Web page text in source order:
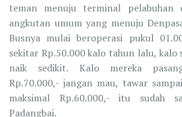
teman menuju terminal pelabuhan
angkutan umum yang menuju
Busnya mulai beroperasi pukul
sekitar Rp.50.000 kalo tahun lalu, kalo
naik sedikit. Kalo mereka
Rp.70.000,- jangan mau, tawar
maksimal Rp.60.000,- itu sudah
Padangbai.